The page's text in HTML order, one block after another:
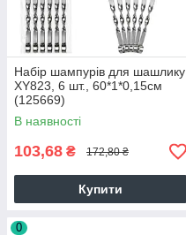
Набір шампурів для шашлику
XY823, 6 шт., 60*1*0,15см
(125669)
В наявності
103,68 ₴ 172,80 ₴
Купити
0